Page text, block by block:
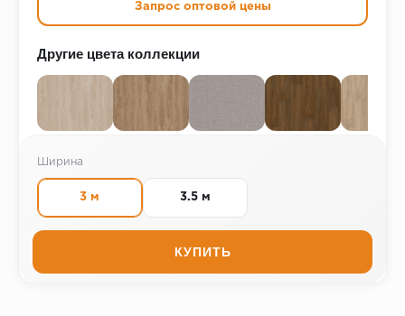
Запрос оптовой цены
Другие цвета коллекции
Ширина
3 м 3.5 м
КУПИТЬ